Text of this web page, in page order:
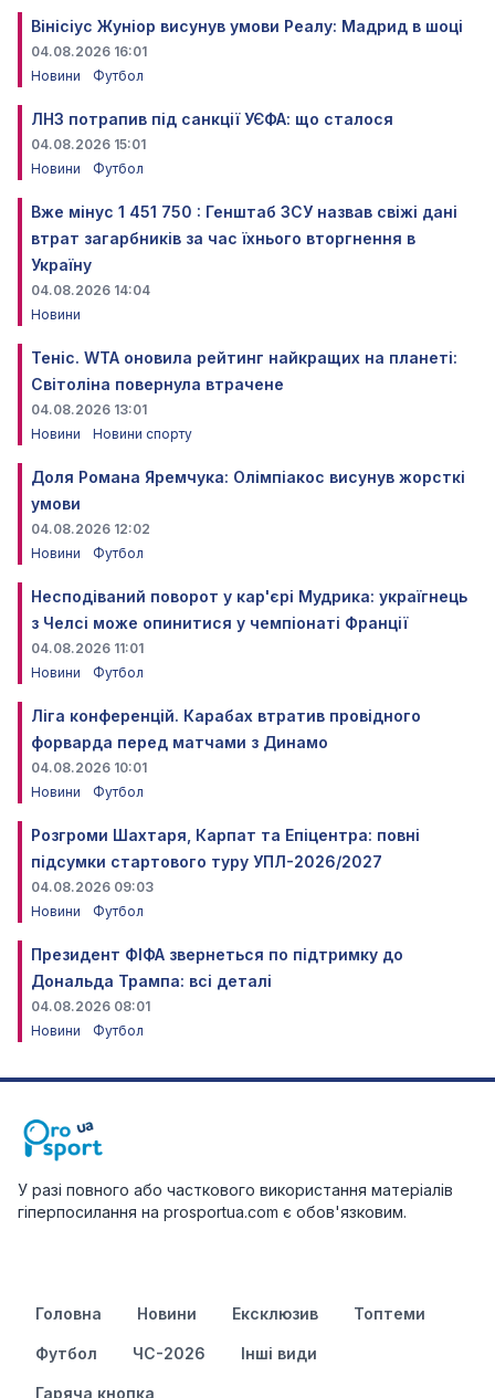
Вінісіус Жуніор висунув умови Реалу: Мадрид в шоці
04.08.2026 16:01
Новини
Футбол
ЛНЗ потрапив під санкції УЄФА: що сталося
04.08.2026 15:01
Новини
Футбол
Вже мінус 1 451 750 : Генштаб ЗСУ назвав свіжі дані
втрат загарбників за час їхнього вторгнення в
Україну
04.08.2026 14:04
Новини
Теніс. WTA оновила рейтинг найкращих на планеті:
Світоліна повернула втрачене
04.08.2026 13:01
Новини
Новини спорту
Доля Романа Яремчука: Олімпіакос висунув жорсткі
умови
04.08.2026 12:02
Новини
Футбол
Несподіваний поворот у кар'єрі Мудрика: україгнець
з Челсі може опинитися у чемпіонаті Франції
04.08.2026 11:01
Новини
Футбол
Ліга конференцій. Карабах втратив провідного
форварда перед матчами з Динамо
04.08.2026 10:01
Новини
Футбол
Розгроми Шахтаря, Карпат та Епіцентра: повні
підсумки стартового туру УПЛ-2026/2027
04.08.2026 09:03
Новини
Футбол
Президент ФІФА звернеться по підтримку до
Дональда Трампа: всі деталі
04.08.2026 08:01
Новини
Футбол
У разі повного або часткового використання матеріалів
гіперпосилання на prosportua.com є обов'язковим.
Головна Новини Ексклюзив Топтеми
Футбол ЧС-2026 Інші види
Гаряча кнопка